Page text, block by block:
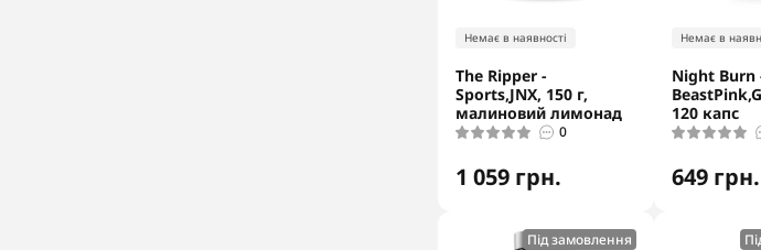
Немає в наявності
The Ripper -
Sports,JNX, 150 г,
малиновий лимонад
0
1 059 грн.
Немає в
Night Burn
120 капс
649 грн.
Під замовлення